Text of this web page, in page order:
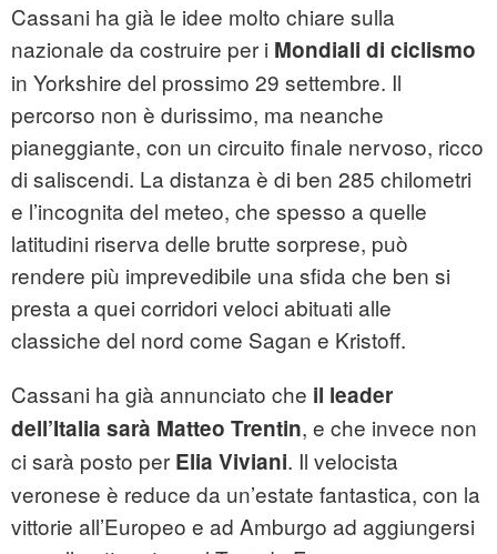
Cassani ha già le idee molto chiare sulla
nazionale da costruire per i Mondiali di ciclismo
in Yorkshire del prossimo 29 settembre. Il
percorso non è durissimo, ma neanche
pianeggiante, con un circuito finale nervoso, ricco
di saliscendi. La distanza è di ben 285 chilometri
e l’incognita del meteo, che spesso a quelle
latitudini riserva delle brutte sorprese, può
rendere più imprevedibile una sfida che ben si
presta a quei corridori veloci abituati alle
classiche del nord come Sagan e Kristoff.
Cassani ha già annunciato che il leader
dell’Italia sarà Matteo Trentin, e che invece non
ci sarà posto per Elia Viviani. Il velocista
veronese è reduce da un’estate fantastica, con la
vittorie all’Europeo e ad Amburgo ad aggiungersi